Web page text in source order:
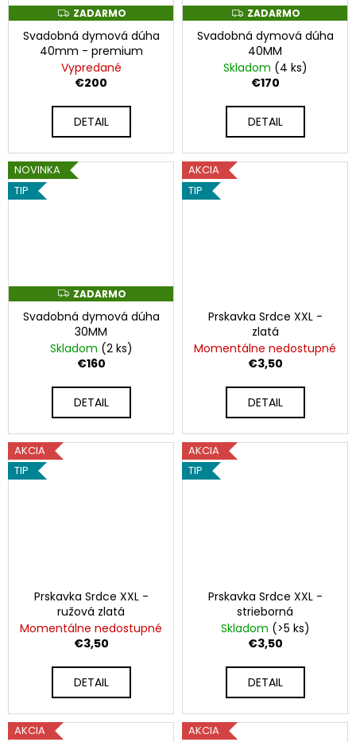
v
n
ň
o
o
v
a
r
!
Z
A
D
R
M
O
ZADARMO
Svadobná dymová dúha
40mm - premium
Vypredané
€200
DETAIL
Z
A
D
R
M
ZADARMO
Svadobná dymová dúha
40MM
Skladom (4 ks)
€170
DETAIL
NOVINKA
TIP
Z
A
D
A
R
M
ZADARMO
Svadobná dymová dúha
30MM
Skladom (2 ks)
€160
DETAIL
AKCIA
TIP
Prskavka Srdce XXL -
zlatá
Momentálne nedostupné
€3,50
DETAIL
AKCIA
TIP
Prskavka Srdce XXL -
ružová zlatá
Momentálne nedostupné
€3,50
DETAIL
AKCIA
TIP
Prskavka Srdce XXL -
strieborná
Skladom (>5 ks)
€3,50
DETAIL
AKCIA
AKCIA
a
m
SVADOBNÁ
40MM
€170